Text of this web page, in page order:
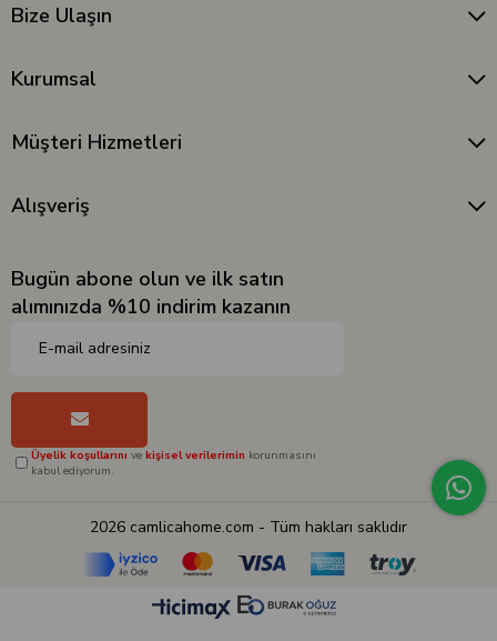
Bize Ulaşın
Kurumsal
Müşteri Hizmetleri
Alışveriş
Bugün abone olun ve ilk satın
alımınızda %10 indirim kazanın
Üyelik koşullarını ve kişisel verilerimin korunmasını
kabul ediyorum.
2026 camlicahome.com - Tüm hakları saklıdır